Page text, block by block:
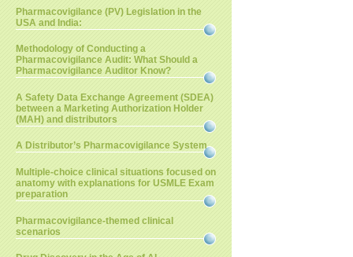
Pharmacovigilance (PV) Legislation in the
USA and India:
Methodology of Conducting a
Pharmacovigilance Audit: What Should a
Pharmacovigilance Auditor Know?
A Safety Data Exchange Agreement (SDEA)
between a Marketing Authorization Holder
(MAH) and distributors
A Distributor’s Pharmacovigilance System
Multiple-choice clinical situations focused on
anatomy with explanations for USMLE Exam
preparation
Pharmacovigilance-themed clinical
scenarios